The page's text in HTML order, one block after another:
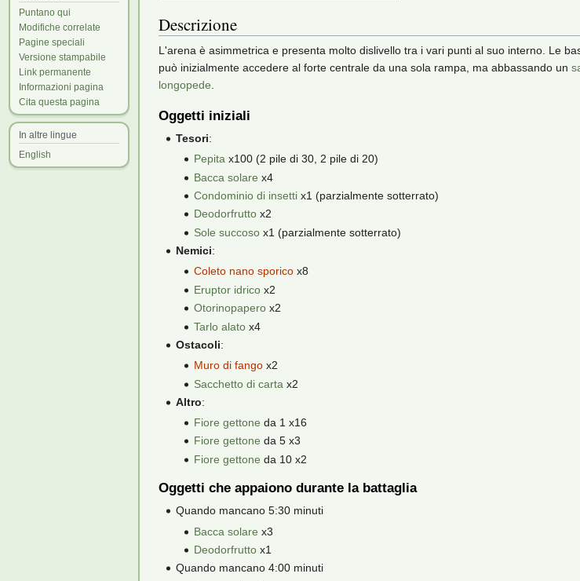
Descrizione
L'arena è asimmetrica e presenta molto dislivello tra i vari punti al suo interno. Le
può inizialmente accedere al forte centrale da una sola rampa, ma abbassando un
longopede.
Oggetti iniziali
Tesori:
Pepitax100 (2 pile di 30, 2 pile di 20)
Bacca solare x4
Condominio di insettix1 (parzialmente sotterrato)
Deodorfruttox2
Sole succosox1 (parzialmente sotterrato)
Nemici:
Coleto nano sporicox8
Eruptor idricox2
Otorinopaperox2
Tarlo alatox4
Ostacoli:
Muro di fangox2
Sacchetto di carta x2
Altro:
Fiore gettone da 1 x16
Fiore gettone da 5 x3
Fiore gettone da 10 x2
Oggetti che appaiono durante la battaglia
Quando mancano 5:30 minuti
Bacca solare x3
Deodorfruttox1
Quando mancano 4:00 minuti
Puntano qui
Modifiche correlate
Pagine speciali
Versione stampabile
Link permanente
Informazioni pagina
Cita questa pagina
In altre lingue
English